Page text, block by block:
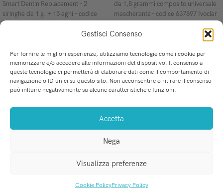
Gestisci Consenso
Per fornire le migliori esperienze, utilizziamo tecnologie come i cookie per
memorizzare e/o accedere alle informazioni del dispositivo. Il consenso a
queste tecnologie ci permetterà di elaborare dati come il comportamento di
navigazione o ID unici su questo sito. Non acconsentire o ritirare il consenso
può influire negativamente su alcune caratteristiche e funzioni.
Accetta
Nega
Visualizza preferenze
Cookie PolicyPrivacy Policy
Smart Dentin Replacement – 2
siringhe da 1 g. + 15 aghi – codice
da 1,8 grammi composito universale
mascherante - codice 637897 Ivoclar
La soluzione perfetta per i professionisti dell'Odontoiatria.
Via Mercadante 8, San Ferdinando (RC)
WhatsApp: 379 226 3035
MEDICAL PROVIDER s.r.l. . P.IVA 03184520801